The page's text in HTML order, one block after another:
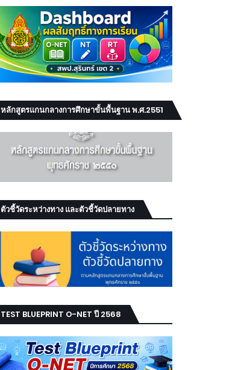
หลักสูตรแกนกลางการศึกษาขั้นพื้นฐาน พ.ศ.2551
ตัวชี้วัดระหว่างทาง และตัวชี้วัดปลายทาง
TEST BLUEPRINT O-NET ปี 2568